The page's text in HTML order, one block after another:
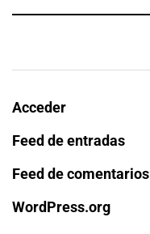
Acceder
Feed de entradas
Feed de comentarios
WordPress.org